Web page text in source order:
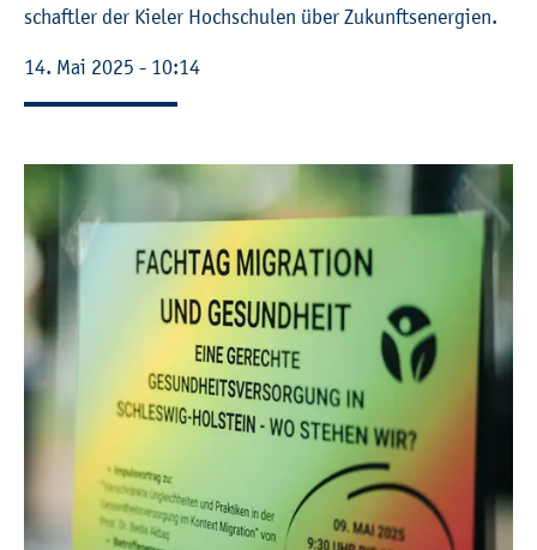
schaft­ler der Kie­ler Hoch­schu­len über Zu­kunfts­en­er­gi­en.
14. Mai 2025 - 10:14